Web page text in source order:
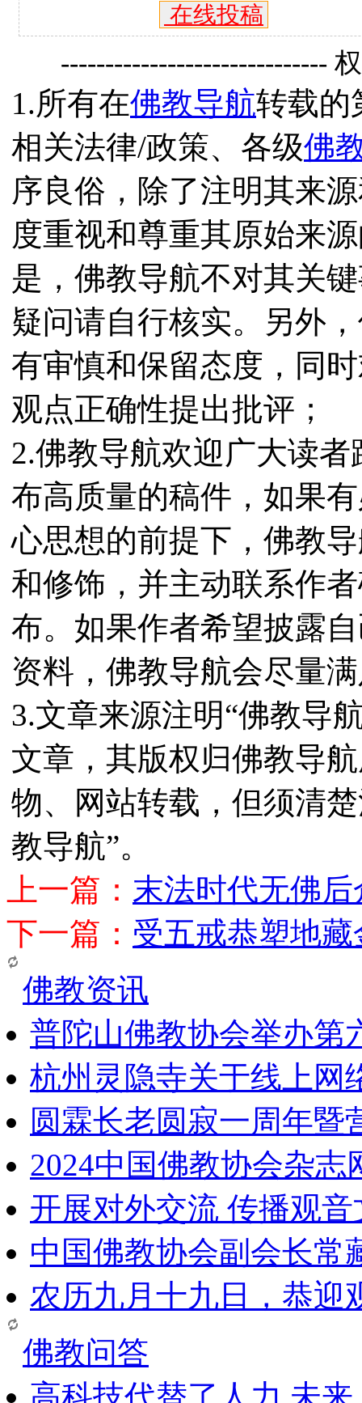
在线投稿
------------------------------
1.所有在佛教导航转载的
相关法律/政策、各级佛
序良俗，除了注明其来
度重视和尊重其原始来
是，佛教导航不对其关
疑问请自行核实。另外
有审慎和保留态度，同
观点正确性提出批评；
2.佛教导航欢迎广大读
布高质量的稿件，如果
心思想的前提下，佛教
和修饰，并主动联系作
布。如果作者希望披露
资料，佛教导航会尽量
3.文章来源注明“佛教导
文章，其版权归佛教导
物、网站转载，但须清
教导航”。
上一篇： 末法时代无佛
下一篇： 受五戒恭塑地
佛教资讯
普陀山佛教协会举办第
杭州灵隐寺关于线上网
圆霖长老圆寂一周年暨
2024中国佛教协会杂志
开展对外交流 传播观
中国佛教协会副会长常
农历九月十九日，恭迎
佛教问答
高科技代替了人力,未